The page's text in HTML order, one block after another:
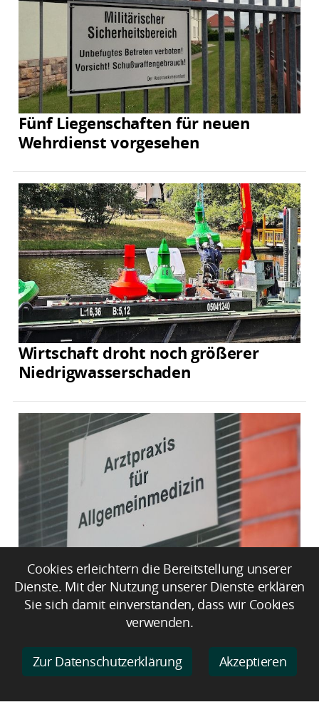
Fünf Liegenschaften für neuen
Wehrdienst vorgesehen
Wirtschaft droht noch größerer
Niedrigwasserschaden
28 Klagen wegen Landarztquote
anhängig
Cookies erleichtern die Bereitstellung unserer
Dienste. Mit der Nutzung unserer Dienste erklären
Sie sich damit einverstanden, dass wir Cookies
verwenden.
Zur Datenschutzerklärung Akzeptieren